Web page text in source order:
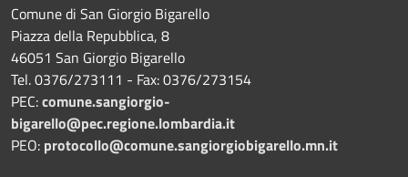
Comune di San Giorgio Bigarello
Piazza della Repubblica, 8
46051 San Giorgio Bigarello
Tel. 0376/273111 - Fax: 0376/273154
PEC:comune.sangiorgio-
bigarello@pec.regione.lombardia.it
PEO: protocollo@comune.sangiorgiobigarello.mn.it